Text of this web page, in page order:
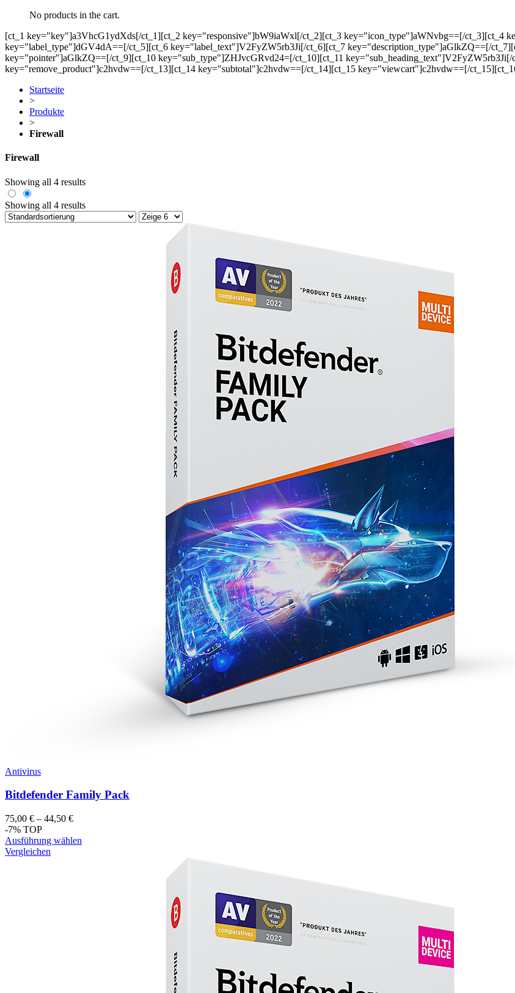
No products in the cart.
[ct_1 key="key"]a3VhcG1ydXds[/ct_1][ct_2 key="responsive"]bW9iaWxl[/ct_2][ct_3 key="icon_type"]aWNvbg==[/ct_3][ct_4
key="label_type"]dGV4dA==[/ct_5][ct_6 key="label_text"]V2FyZW5rb3Ji[/ct_6][ct_7 key="description_type"]aGlkZQ==[/
key="pointer"]aGlkZQ==[/ct_9][ct_10 key="sub_type"]ZHJvcGRvd24=[/ct_10][ct_11
key="remove_product"]c2hvdw==[/ct_13][ct_14 key="subtotal"]c2hvdw==[/ct_14][ct_15 key="viewcart"]c2hvdw==[/
Startseite
>
Produkte
>
Firewall
Firewall
Showing all 4 results
Showing all 4 results
Antivirus
Bitdefender Family Pack
75,00 € – 44,50 €
-7% TOP
Ausführung wählen
Vergleichen